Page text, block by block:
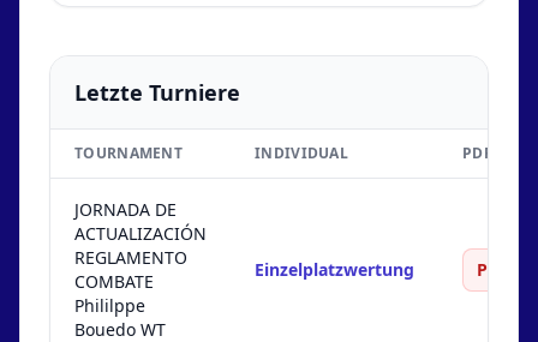
Letzte Turniere
TOURNAMENT INDIVIDUAL PDF
JORNADA DE
ACTUALIZACIÓN
REGLAMENTO
COMBATE
Phililppe
Bouedo WT
Einzelplatzwertung PDF